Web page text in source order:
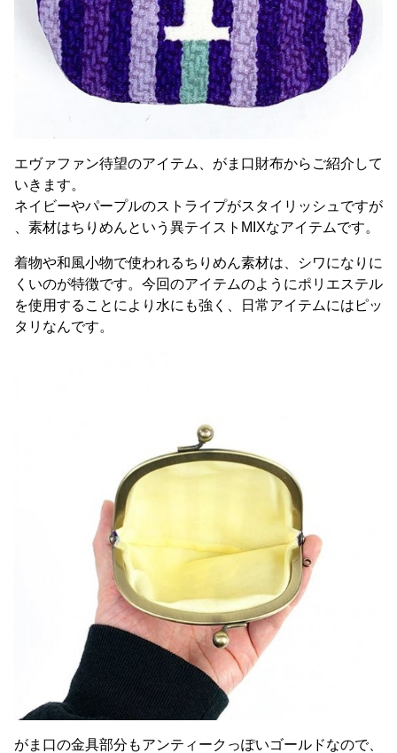
エヴァファン待望のアイテム、がま口財布からご紹介して
いきます。
ネイビーやパープルのストライプがスタイリッシュですが
、素材はちりめんという異テイストMIXなアイテムです。
着物や和風小物で使われるちりめん素材は、シワになりに
くいのが特徴です。今回のアイテムのようにポリエステル
を使用することにより水にも強く、日常アイテムにはピッ
タリなんです。
がま口の金具部分もアンティークっぽいゴールドなので、